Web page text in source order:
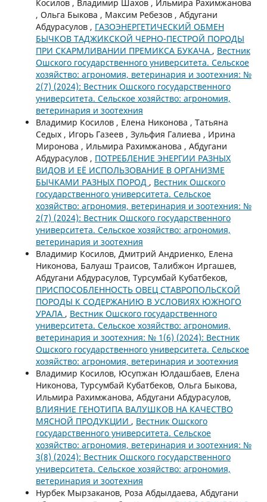
Косилов , Владимир Шахов , Ильмира Рахимжанова
, Ольга Быкова , Максим Ребезов , Абдугани
Абдурасулов , ГАЗОЭНЕРГЕТИЧЕСКИЙ ОБМЕН
БЫЧКОВ ТАДЖИКСКОЙ ЧЕРНО-ПЕСТРОЙ ПОРОДЫ
ПРИ СКАРМЛИВАНИИ ПРЕМИКСА БУКАЧА , Вестник
Ошского государственного университета. Сельское
хозяйство: агрономия, ветеринария и зоотехния: №
2(7) (2024): Вестник Ошского государственного
университета. Сельское хозяйство: агрономия,
ветеринария и зоотехния
Владимир Косилов , Елена Никонова , Татьяна
Седых , Игорь Газеев , Зульфия Галиева , Ирина
Миронова , Ильмира Рахимжанова , Абдугани
Абдурасулов , ПОТРЕБЛЕНИЕ ЭНЕРГИИ РАЗНЫХ
ВИДОВ И ЕЁ ИСПОЛЬЗОВАНИЕ В ОРГАНИЗМЕ
БЫЧКАМИ РАЗНЫХ ПОРОД , Вестник Ошского
государственного университета. Сельское
хозяйство: агрономия, ветеринария и зоотехния: №
2(7) (2024): Вестник Ошского государственного
университета. Сельское хозяйство: агрономия,
ветеринария и зоотехния
Владимир Косилов, Дмитрий Андриенко, Елена
Никонова, Балуаш Траисов, Талибжон Иргашев,
Абдугани Абдурасулов, Турсумбай Кубатбеков,
ПРИСПОСОБЛЕННОСТЬ ОВЕЦ СТАВРОПОЛЬСКОЙ
ПОРОДЫ К СОДЕРЖАНИЮ В УСЛОВИЯХ ЮЖНОГО
УРАЛА , Вестник Ошского государственного
университета. Сельское хозяйство: агрономия,
ветеринария и зоотехния: № 1(6) (2024): Вестник
Ошского государственного университета. Сельское
хозяйство: агрономия, ветеринария и зоотехния
Владимир Косилов, Юсупжан Юлдашбаев, Елена
Никонова, Турсумбай Кубатбеков, Ольга Быкова,
Ильмира Рахимжанова, Абдугани Абдурасулов,
ВЛИЯНИЕ ГЕНОТИПА ВАЛУШКОВ НА КАЧЕСТВО
МЯСНОЙ ПРОДУКЦИИ , Вестник Ошского
государственного университета. Сельское
хозяйство: агрономия, ветеринария и зоотехния: №
3(8) (2024): Вестник Ошского государственного
университета. Сельское хозяйство: агрономия,
ветеринария и зоотехния
Нурбек Мырзаканов, Роза Абдылдаева, Абдугани